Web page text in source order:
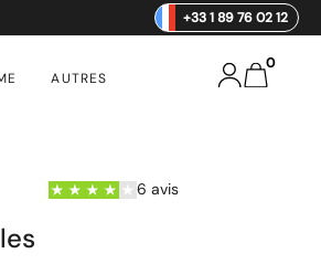
+33 1 89 76 02 12
AUTRES
0
6 avis